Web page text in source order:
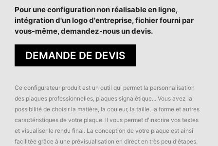
Pour une configuration non réalisable en ligne,
intégration d'un logo d'entreprise, fichier fourni par
vous-même, demandez-nous un devis.
DEMANDE DE DEVIS
Ce configurateur produit est un outil qui permet la personnalisation
des plaques professionnelles, plaques signalétique... Vous avez la
possibilité de choisir la matière, la couleur, la taille, la forme et autres
caractéristiques de votre plaque. Il vous permet d'inscrire vos textes
et visualiser le rendu final. La conception de votre plaque est ainsi
facilitée grâce à une prévisualisation en direct en très peu d'étapes.